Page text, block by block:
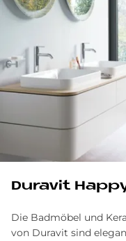
Du­ra­vit
Die Badmöbel und
von Duravit sind